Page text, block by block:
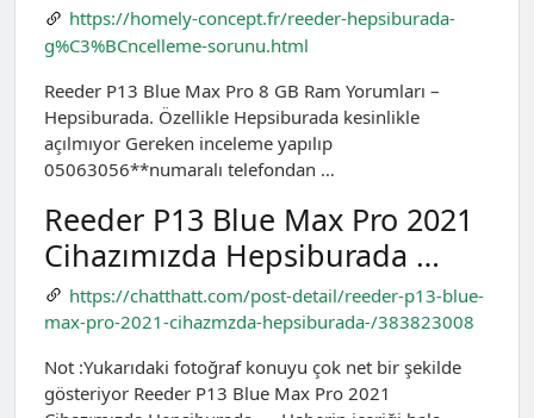
https://homely-concept.fr/reeder-hepsiburada-
g%C3%BCncelleme-sorunu.html
Reeder P13 Blue Max Pro 8 GB Ram Yorumları –
Hepsiburada. Özellikle Hepsiburada kesinlikle
açılmıyor Gereken inceleme yapılıp
05063056**numaralı telefondan …
Reeder P13 Blue Max Pro 2021
Cihazımızda Hepsiburada …
https://chatthatt.com/post-detail/reeder-p13-blue-
max-pro-2021-cihazmzda-hepsiburada-/383823008
Not :Yukarıdaki fotoğraf konuyu çok net bir şekilde
gösteriyor Reeder P13 Blue Max Pro 2021